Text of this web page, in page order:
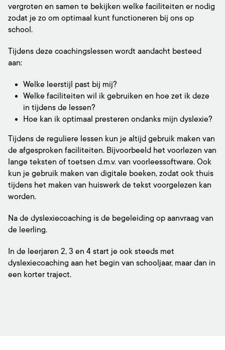
vergroten en samen te bekijken welke faciliteiten er nodig
zodat je zo om optimaal kunt functioneren bij ons op
school.
Tijdens deze coachingslessen wordt aandacht besteed
aan:
Welke leerstijl past bij mij?
Welke faciliteiten wil ik gebruiken en hoe zet ik deze
in tijdens de lessen?
Hoe kan ik optimaal presteren ondanks mijn dyslexie?
Tijdens de reguliere lessen kun je altijd gebruik maken van
de afgesproken faciliteiten. Bijvoorbeeld het voorlezen van
lange teksten of toetsen d.m.v. van voorleessoftware. Ook
kun je gebruik maken van digitale boeken, zodat ook thuis
tijdens het maken van huiswerk de tekst voorgelezen kan
worden.
Na de dyslexiecoaching is de begeleiding op aanvraag van
de leerling.
In de leerjaren 2, 3 en 4 start je ook steeds met
dyslexiecoaching aan het begin van schooljaar, maar dan in
een korter traject.